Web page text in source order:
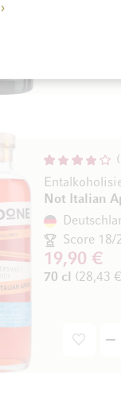
Not Italian
Score 18/
19,90 €
70 cl (28,43